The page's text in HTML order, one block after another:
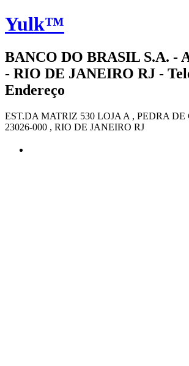
Yulk™
BANCO DO BRASIL S.A. -
- RIO DE JANEIRO RJ -
Endereço
EST.DA MATRIZ 530 LOJA A , PEDRA
23026-000 , RIO DE JANEIRO RJ